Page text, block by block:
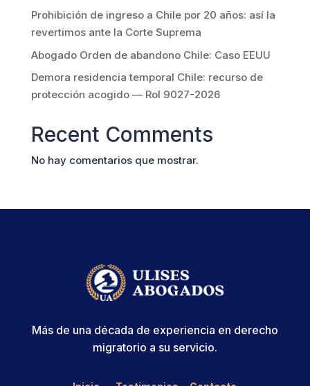
Prohibición de ingreso a Chile por 20 años: así la
revertimos ante la Corte Suprema
Abogado Orden de abandono Chile: Caso EEUU
Demora residencia temporal Chile: recurso de
protección acogido — Rol 9027-2026
Recent Comments
No hay comentarios que mostrar.
Más de una década de experiencia en derecho
migratorio a su servicio.